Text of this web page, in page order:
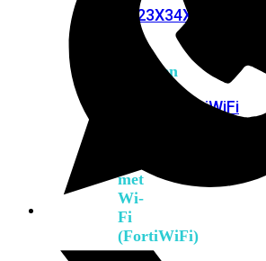
2X23X34X4
Alles
bekijken
FortiWiFi
met
Wi-
Fi
(FortiWiFi)